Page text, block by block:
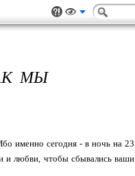
МЫ
именно сегодня - в ночь на 23
и любви, чтобы сбывались ваши